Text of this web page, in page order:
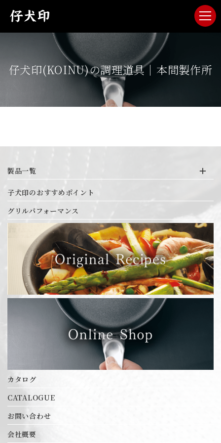
仔犬印(KOINU)の調理道具｜本間製作所
製品一覧
19-0 IH対応円環底押し
3層鋼クラッド プラスチック柄シリーズ
IHマエストロ2層鋼クラッド
IHマエストロ3層鋼クラッド
IH対応 給食缶
エルム 3層鋼クラッド鍋シリーズ
オリジナル商品
カツカッター
キッチンポット
クロムステンレス鍋
サバティーニシリーズ
シートパン
スーパーセラミック シリーズ
チェーフィングセット
ホテルパン蓋シリーズ
ボール・パンチ・カップ・杓子
レードル・お玉・ターナー各種
卓上用品
卓上鍋シリーズ
厚底アルミ鍋 目盛付シリーズ
業務用アルミ鍋シリーズ
調味料入
子犬印のおすすめポイント
グリルパフォーマンス
カタログ
CATALOGUE
お問い合わせ
会社概要